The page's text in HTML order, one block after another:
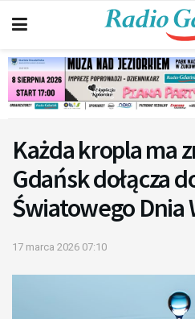
Każda kropla ma
Gdańsk dołącza
Światowego Dnia
17 marca 2026 07:10